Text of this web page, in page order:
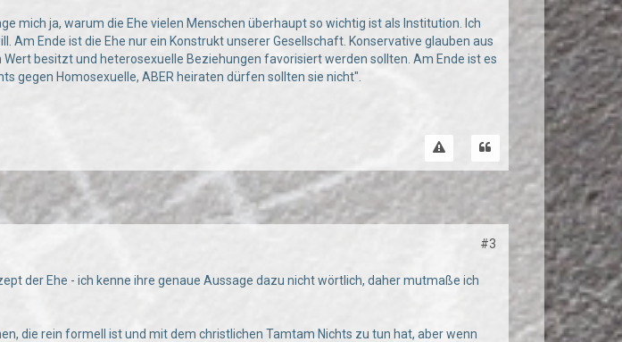
mich ja, warum die Ehe vielen Menschen überhaupt so wichtig ist als Institution. Ich
Am Ende ist die Ehe nur ein Konstrukt unserer Gesellschaft. Konservative glauben aus
besitzt und heterosexuelle Beziehungen favorisiert werden sollten. Am Ende ist es
gegen Homosexuelle, ABER heiraten dürfen sollten sie nicht".
#3
der Ehe - ich kenne ihre genaue Aussage dazu nicht wörtlich, daher mutmaße ich
die rein formell ist und mit dem christlichen Tamtam Nichts zu tun hat, aber wenn